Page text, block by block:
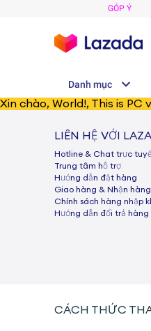
GÓP Ý
Danh mục
Xin chào, World!, This is PC
LIÊN HỆ VỚI
Hotline & Chat trực
Trung tâm hỗ trợ
Hướng dẫn đặt hàng
Giao hàng & Nhận hàng
Chính sách hàng nhập
Hướng dẫn đổi trả hàng
CÁCH THỨC